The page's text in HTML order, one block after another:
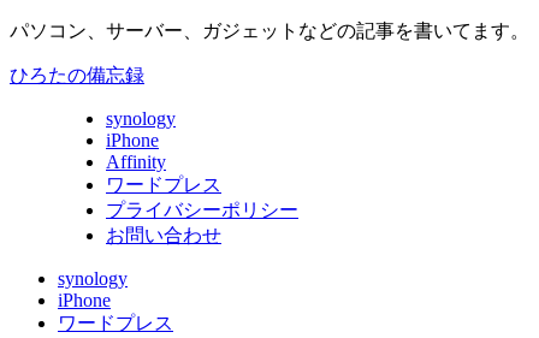
パソコン、サーバー、ガジェットなどの記事を書いてます。
ひろたの備忘録
synology
iPhone
Affinity
ワードプレス
プライバシーポリシー
お問い合わせ
synology
iPhone
ワードプレス